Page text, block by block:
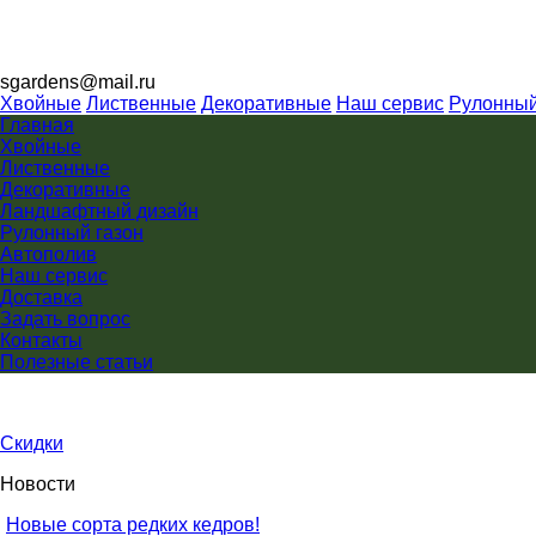
sgardens@mail.ru
Хвойные Лиственные Декоративные Наш сервис
Главная
Хвойные
Лиственные
Декоративные
Ландшафтный дизайн
Рулонный газон
Автополив
Наш сервис
Доставка
Задать вопрос
Контакты
Полезные статьи
Скидки
Новости
Новые сорта редких кедров!